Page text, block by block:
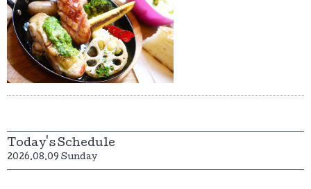
Today's Schedule
2026.08.09 Sunday